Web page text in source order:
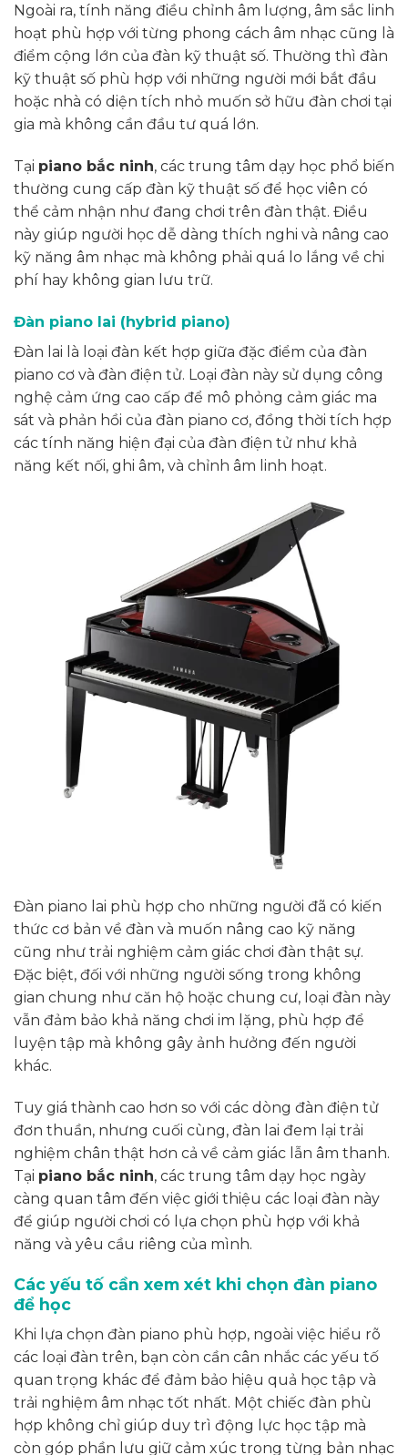
Ngoài ra, tính năng điều chỉnh âm lượng, âm sắc linh
hoạt phù hợp với từng phong cách âm nhạc cũng là
điểm cộng lớn của đàn kỹ thuật số. Thường thì đàn
kỹ thuật số phù hợp với những người mới bắt đầu
hoặc nhà có diện tích nhỏ muốn sở hữu đàn chơi tại
gia mà không cần đầu tư quá lớn.
Tại piano bắc ninh, các trung tâm dạy học phổ biến
thường cung cấp đàn kỹ thuật số để học viên có
thể cảm nhận như đang chơi trên đàn thật. Điều
này giúp người học dễ dàng thích nghi và nâng cao
kỹ năng âm nhạc mà không phải quá lo lắng về chi
phí hay không gian lưu trữ.
Đàn piano lai (hybrid piano)
Đàn lai là loại đàn kết hợp giữa đặc điểm của đàn
piano cơ và đàn điện tử. Loại đàn này sử dụng công
nghệ cảm ứng cao cấp để mô phỏng cảm giác ma
sát và phản hồi của đàn piano cơ, đồng thời tích hợp
các tính năng hiện đại của đàn điện tử như khả
năng kết nối, ghi âm, và chỉnh âm linh hoạt.
Đàn piano lai phù hợp cho những người đã có kiến
thức cơ bản về đàn và muốn nâng cao kỹ năng
cũng như trải nghiệm cảm giác chơi đàn thật sự.
Đặc biệt, đối với những người sống trong không
gian chung như căn hộ hoặc chung cư, loại đàn này
vẫn đảm bảo khả năng chơi im lặng, phù hợp để
luyện tập mà không gây ảnh hưởng đến người
khác.
Tuy giá thành cao hơn so với các dòng đàn điện tử
đơn thuần, nhưng cuối cùng, đàn lai đem lại trải
nghiệm chân thật hơn cả về cảm giác lẫn âm thanh.
Tại piano bắc ninh, các trung tâm dạy học ngày
càng quan tâm đến việc giới thiệu các loại đàn này
để giúp người chơi có lựa chọn phù hợp với khả
năng và yêu cầu riêng của mình.
Các yếu tố cần xem xét khi chọn đàn piano
để học
Khi lựa chọn đàn piano phù hợp, ngoài việc hiểu rõ
các loại đàn trên, bạn còn cần cân nhắc các yếu tố
quan trọng khác để đảm bảo hiệu quả học tập và
trải nghiệm âm nhạc tốt nhất. Một chiếc đàn phù
hợp không chỉ giúp duy trì động lực học tập mà
còn góp phần lưu giữ cảm xúc trong từng bản nhạc